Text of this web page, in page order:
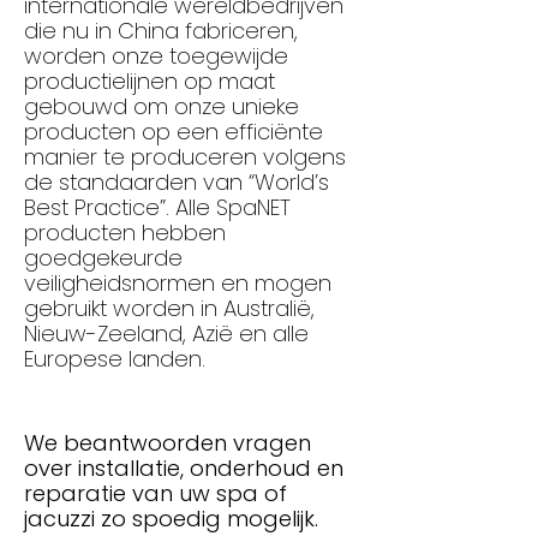
die nu in China fabriceren,
worden onze toegewijde
productielijnen op maat
gebouwd om onze unieke
producten op een efficiënte
manier te produceren volgens
de standaarden van “World’s
Best Practice”. Alle SpaNET
producten hebben
goedgekeurde
veiligheidsnormen en mogen
gebruikt worden in Australië,
Nieuw-Zeeland, Azië en alle
Europese landen.
We beantwoorden vragen
over installatie, onderhoud en
reparatie van uw spa of
jacuzzi zo spoedig mogelijk.